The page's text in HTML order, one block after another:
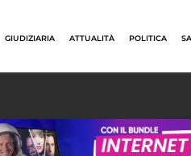
GIUDIZIARIA ATTUALITÀ POLITICA